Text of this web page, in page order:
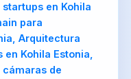
en Kohila
para
Arquitectura
Kohila Estonia,
de